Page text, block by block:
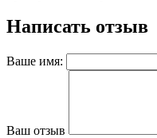
Написать отзыв
Ваше имя:
Ваш отзыв